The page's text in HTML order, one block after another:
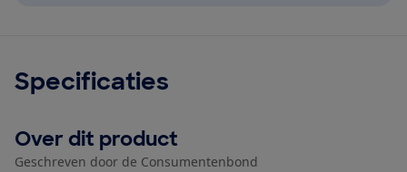
Specificaties
Over dit product
Geschreven door de Consumentenbond